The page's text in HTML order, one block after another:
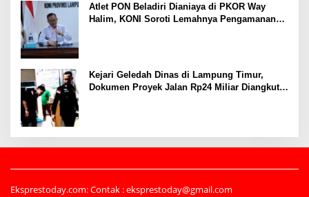
Atlet PON Beladiri Dianiaya di PKOR Way
Halim, KONI Soroti Lemahnya Pengamanan
Kejari Geledah Dinas di Lampung Timur,
Dokumen Proyek Jalan Rp24 Miliar Diangkut
Eksprestoday.com: Contak : eksprestoday@gmail.com